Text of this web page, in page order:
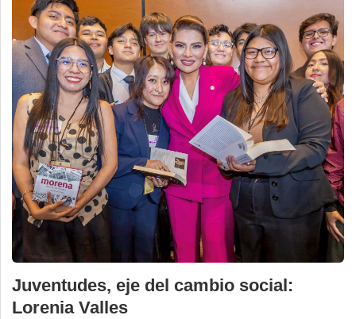
Juventudes, eje del cambio social:
Lorenia Valles